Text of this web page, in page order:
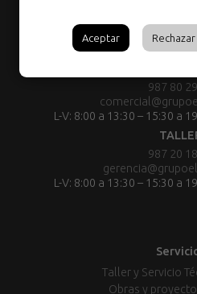
987 80
L-V: 8:00 a 13:30 – 15:30 a
987 20
L-V: 8:00 a 13:30 – 15:30 a
Taller y Servicio
Obras y
Aceptar Rechazar